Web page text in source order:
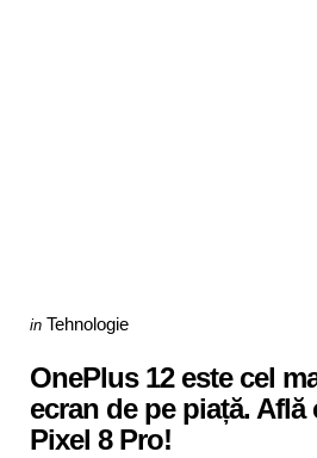
Categories
Posted
in Tehnologie
OnePlus 12 este cel
ecran de pe piață.
Pixel 8 Pro!